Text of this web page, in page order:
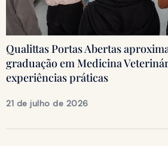
Qualittas Portas Abertas
graduação em Medicina
experiências práticas
21 de julho de 2026